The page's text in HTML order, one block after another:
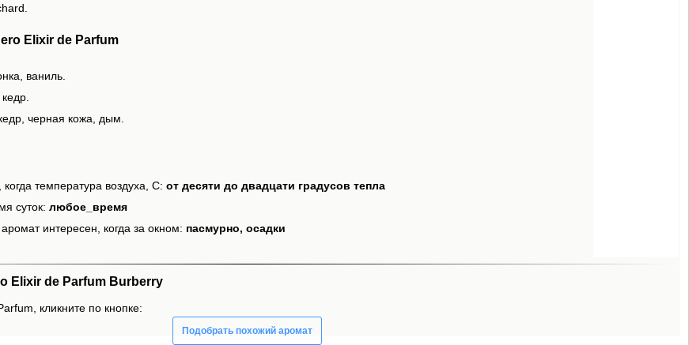
Elixir de Parfum
ваниль.
черная кожа, дым.
температура воздуха, С: от десяти до двадцати градусов тепла
суток: любое_время
интересен, когда за окном: пасмурно, осадки
Elixir de Parfum Burberry
кликните по кнопке:
Подобрать похожий аромат